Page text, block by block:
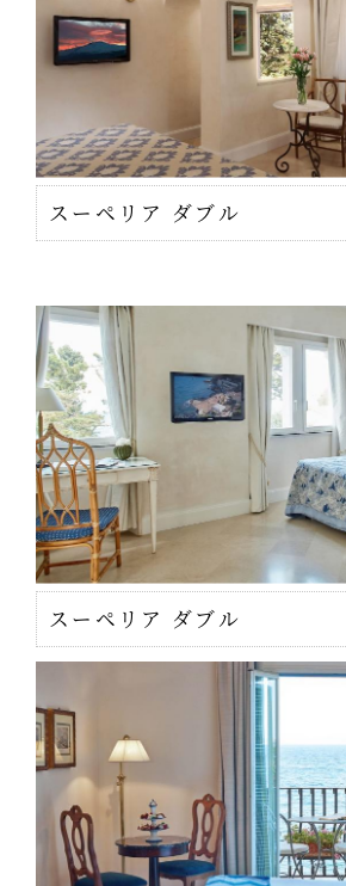
スーペリア ダブル
スーペリア ダブル